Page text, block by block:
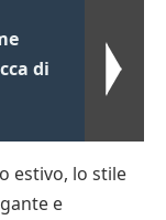
di
estivo, lo stile
e